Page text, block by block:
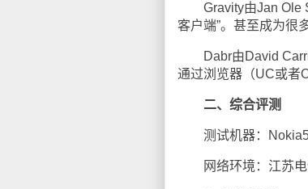
Gravity由Jan Ole
客户端”。甚至成为很
Dabr由David
通过浏览器（UC或者
二、综合评测
测试机器：
网络环境：江苏电